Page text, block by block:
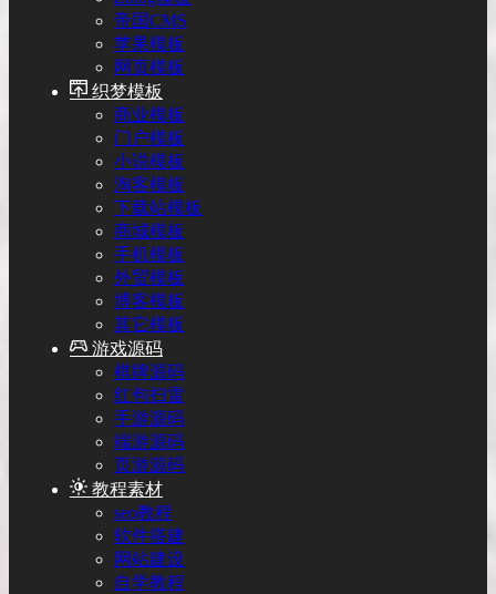
帝国CMS
苹果模板
网页模板
织梦模板
商业模板
门户模板
小说模板
淘客模板
下载站模板
商城模板
手机模板
外贸模板
博客模板
其它模板
游戏源码
棋牌源码
红包扫雷
手游源码
端游源码
页游源码
教程素材
seo教程
软件搭建
网站建设
自学教程